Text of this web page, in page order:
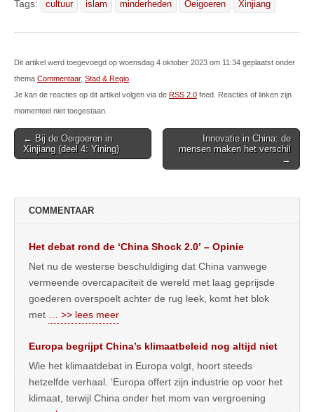
Tags: cultuur islam minderheden Oeigoeren Xinjiang
Dit artikel werd toegevoegd op woensdag 4 oktober 2023 om 11:34 geplaatst onder
thema Commentaar, Stad & Regio
Je kan de reacties op dit artikel volgen via de RSS 2.0 feed. Reacties of linken zijn
momenteel niet toegestaan.
Post
navigation
← Bij de Oeigoeren in
Xinjiang (deel 4: Yining)
Innovatie in China: de
mensen maken het verschil
→
COMMENTAAR
Het debat rond de ‘China Shock 2.0’ – Opinie
Net nu de westerse beschuldiging dat China vanwege
vermeende overcapaciteit de wereld met laag geprijsde
goederen overspoelt achter de rug leek, komt het blok
met
… >> lees meer
Europa begrijpt China’s klimaatbeleid nog altijd niet
Wie het klimaatdebat in Europa volgt, hoort steeds
hetzelfde verhaal. ‘Europa offert zijn industrie op voor het
klimaat, terwijl China onder het mom van vergroening